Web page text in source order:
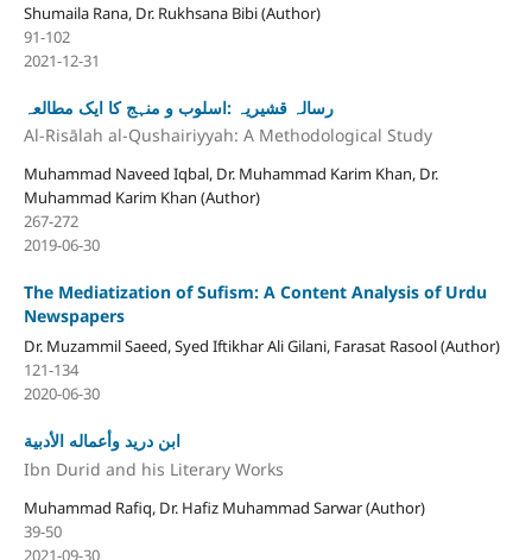
Shumaila Rana, Dr. Rukhsana Bibi (Author)
91-102
2021-12-31
رسالہ قشیریہ :اسلوب و منہج کا ایک مطالعہ
Al-Risālah al-Qushairiyyah: A Methodological Study
Muhammad Naveed Iqbal, Dr. Muhammad Karim Khan, Dr.
Muhammad Karim Khan (Author)
267-272
2019-06-30
The Mediatization of Sufism: A Content Analysis of Urdu
Newspapers
Dr. Muzammil Saeed, Syed Iftikhar Ali Gilani, Farasat Rasool (Author)
121-134
2020-06-30
ابن دريد وأعماله الأدبية
Ibn Durid and his Literary Works
Muhammad Rafiq, Dr. Hafiz Muhammad Sarwar (Author)
39-50
2021-09-30